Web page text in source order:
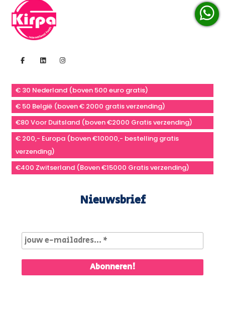
€ 30 Nederland (boven 500 euro gratis)
€ 50 België (boven € 2000 gratis verzending)
€80 Voor Duitsland (boven €2000 Gratis verzending)
€ 200,- Europa (boven €10000,- bestelling gratis
verzending)
€400 Zwitserland (Boven €15000 Gratis verzending)
Nieuwsbrief